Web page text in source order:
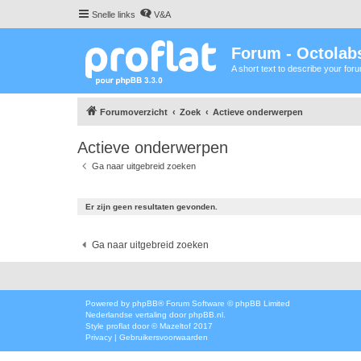
Snelle links V&A
Forum -
A short text to describe your
Forumoverzicht Zoek Actieve onderwerpen
Actieve onderwerpen
Ga naar uitgebreid zoeken
Er zijn geen resultaten gevonden.
Ga naar uitgebreid zoeken
Powered by phpBB® Forum Software © phpBB Limited
Nederlandse vertaling door phpBB.nl
Style proflat door ©Mazeltof 2017
Privacy | Gebruikersvoorwaarden